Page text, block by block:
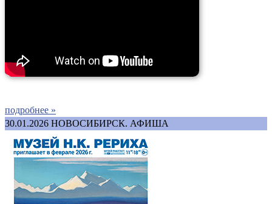
подробнее »
30.01.2026 НОВОСИБИРСК. АФИША